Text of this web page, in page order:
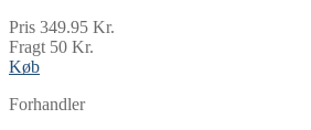
Pris 349.95 Kr.
Fragt 50 Kr.
Køb
Forhandler